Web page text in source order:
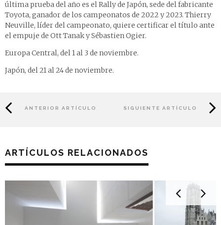
última prueba del año es el Rally de Japón, sede del fabricante
Toyota, ganador de los campeonatos de 2022 y 2023. Thierry
Neuville, líder del campeonato, quiere certificar el título ante
el empuje de Ott Tanak y Sébastien Ogier.
Europa Central, del 1 al 3 de noviembre.
Japón, del 21 al 24 de noviembre.
ANTERIOR ARTÍCULO SIGUIENTE ARTÍCULO
ARTÍCULOS RELACIONADOS